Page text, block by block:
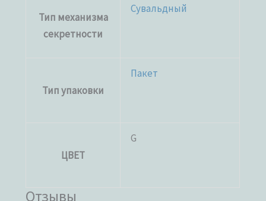
Тип механизма
секретности
Сувальдный
Тип упаковки
Пакет
ЦВЕТ
G
Отзывы